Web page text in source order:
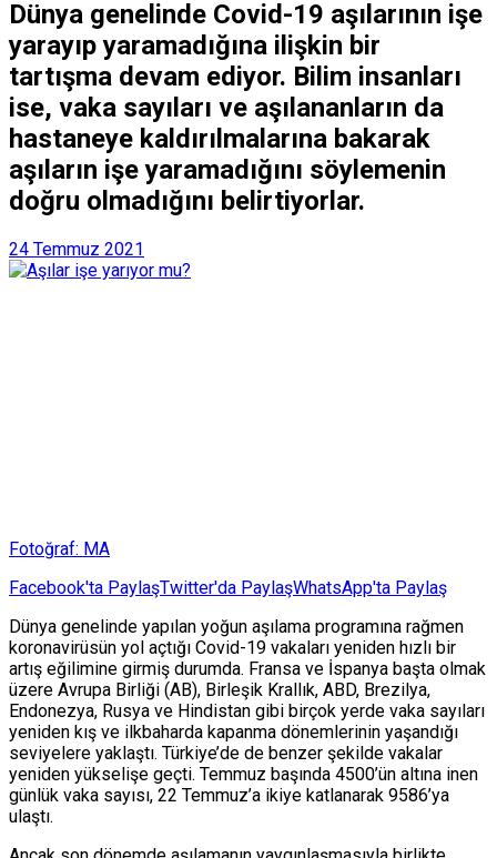
Dünya genelinde Covid-19 aşılarının işe
yarayıp yaramadığına ilişkin bir
tartışma devam ediyor. Bilim insanları
ise, vaka sayıları ve aşılananların da
hastaneye kaldırılmalarına bakarak
aşıların işe yaramadığını söylemenin
doğru olmadığını belirtiyorlar.
24 Temmuz 2021
Fotoğraf: MA
Facebook'ta PaylaşTwitter'da PaylaşWhatsApp'ta Paylaş
Dünya genelinde yapılan yoğun aşılama programına rağmen
koronavirüsün yol açtığı Covid-19 vakaları yeniden hızlı bir
artış eğilimine girmiş durumda. Fransa ve İspanya başta olmak
üzere Avrupa Birliği (AB), Birleşik Krallık, ABD, Brezilya,
Endonezya, Rusya ve Hindistan gibi birçok yerde vaka sayıları
yeniden kış ve ilkbaharda kapanma dönemlerinin yaşandığı
seviyelere yaklaştı. Türkiye’de de benzer şekilde vakalar
yeniden yükselişe geçti. Temmuz başında 4500’ün altına inen
günlük vaka sayısı, 22 Temmuz’a ikiye katlanarak 9586’ya
ulaştı.